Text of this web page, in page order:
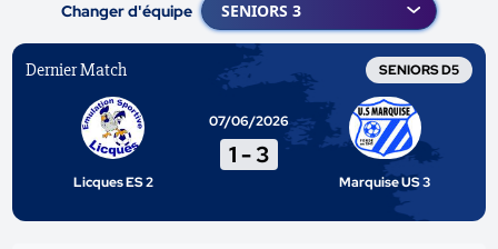
Changer d'équipe
Dernier Match SENIORS D5
Licques ES 2
07/06/2026
1-3
Marquise US 3